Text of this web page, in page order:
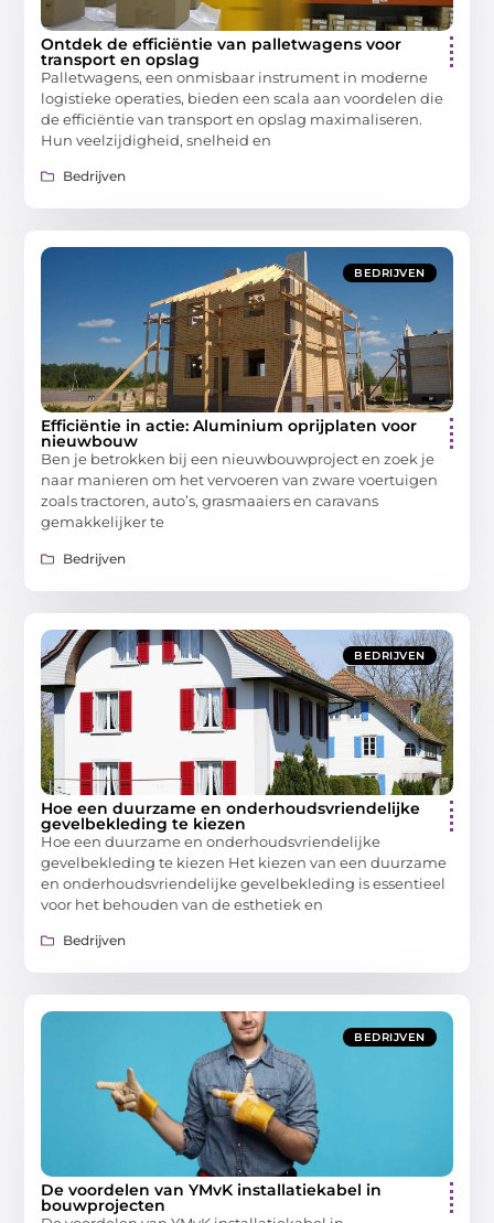
Ontdek de efficiëntie van palletwagens voor
transport en opslag
Palletwagens, een onmisbaar instrument in moderne
logistieke operaties, bieden een scala aan voordelen die
de efficiëntie van transport en opslag maximaliseren.
Hun veelzijdigheid, snelheid en
Bedrijven
BEDRIJVEN
Efficiëntie in actie: Aluminium oprijplaten voor
nieuwbouw
Ben je betrokken bij een nieuwbouwproject en zoek je
naar manieren om het vervoeren van zware voertuigen
zoals tractoren, auto’s, grasmaaiers en caravans
gemakkelijker te
Bedrijven
BEDRIJVEN
Hoe een duurzame en onderhoudsvriendelijke
gevelbekleding te kiezen
Hoe een duurzame en onderhoudsvriendelijke
gevelbekleding te kiezen Het kiezen van een duurzame
en onderhoudsvriendelijke gevelbekleding is essentieel
voor het behouden van de esthetiek en
Bedrijven
BEDRIJVEN
De voordelen van YMvK installatiekabel in
bouwprojecten